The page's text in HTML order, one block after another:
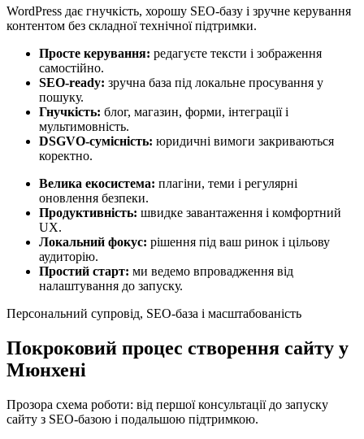
WordPress дає гнучкість, хорошу SEO-базу і зручне керування
контентом без складної технічної підтримки.
Просте керування: редагуєте тексти і зображення
самостійно.
SEO-ready: зручна база під локальне просування у
пошуку.
Гнучкість: блог, магазин, форми, інтеграції і
мультимовність.
DSGVO-сумісність: юридичні вимоги закриваються
коректно.
Велика екосистема: плагіни, теми і регулярні
оновлення безпеки.
Продуктивність: швидке завантаження і комфортний
UX.
Локальний фокус: рішення під ваш ринок і цільову
аудиторію.
Простий старт: ми ведемо впровадження від
налаштування до запуску.
Персональний супровід, SEO-база і масштабованість
Покроковий процес створення сайту у
Мюнхені
Прозора схема роботи: від першої консультації до запуску
сайту з SEO-базою і подальшою підтримкою.